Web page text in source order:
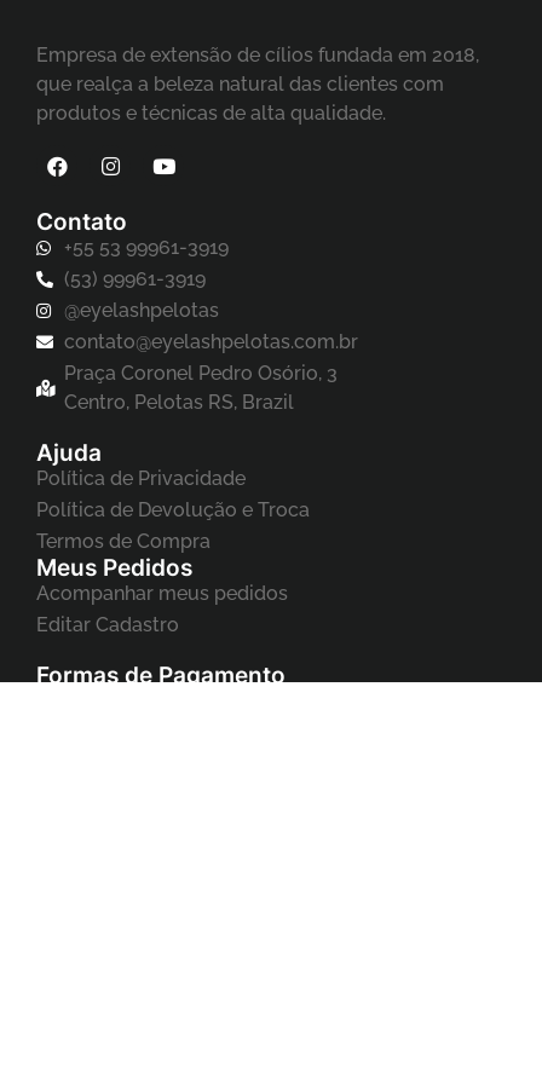
Empresa de extensão de cílios fundada em 2018,
que realça a beleza natural das clientes com
produtos e técnicas de alta qualidade.
Contato
+55 53 99961-3919
(53) 99961-3919
@eyelashpelotas
contato@eyelashpelotas.com.br
Praça Coronel Pedro Osório, 3
Centro, Pelotas RS, Brazil
Ajuda
Política de Privacidade
Política de Devolução e Troca
Termos de Compra
Meus Pedidos
Acompanhar meus pedidos
Editar Cadastro
Formas de Pagamento